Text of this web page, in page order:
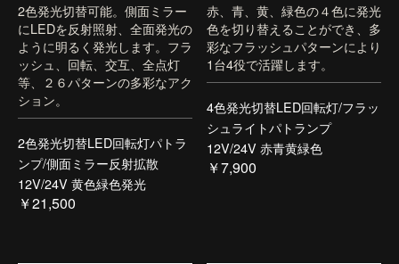
2色発光切替可能。側面ミラー
にLEDを反射照射、全面発光の
ように明るく発光します。フラ
ッシュ、回転、交互、全点灯
等、２６パターンの多彩なアク
ション。
2色発光切替LED回転灯パトラ
ンプ/側面ミラー反射拡散
12V/24V 黄色緑色発光
￥21,500
赤、青、黄、緑色の４色に発光
色を切り替えることができ、多
彩なフラッシュパターンにより
1台4役で活躍します。
4色発光切替LED回転灯/フラッ
シュライトパトランプ
12V/24V 赤青黄緑色
￥7,900